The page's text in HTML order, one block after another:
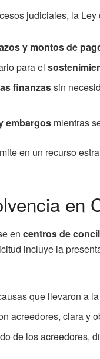
judiciales, la
y montos de
para el
finanzassin
embargos mientras
en un recurso
en
en centros de
incluye la
que llevaron a
acreedores, clara y
de los acreedores,